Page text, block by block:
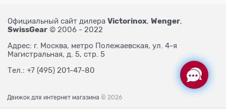
Официальный сайт дилера Victorinox, Wenger,
SwissGear © 2006 - 2022
Адрес: г. Москва, метро Полежаевская, ул. 4-я
Магистральная, д. 5, стр. 5
Тел.: +7 (495) 201-47-80
Движок для интернет магазина © 2026